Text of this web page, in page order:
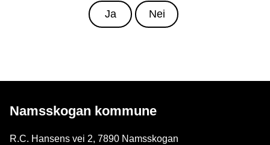
Ja Nei
Namsskogan kommune
R.C. Hansens vei 2, 7890 Namsskogan